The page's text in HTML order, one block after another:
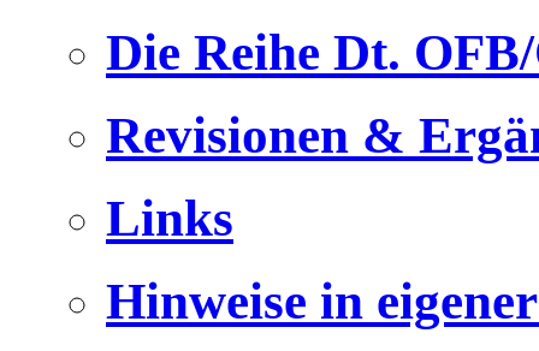
Die Reihe Dt.
Revisionen &
Links
Hinweise in